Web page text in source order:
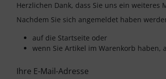
Herzlichen Dank, dass Sie uns ein weiteres
Nachdem Sie sich angemeldet haben
auf die Startseite oder
wenn Sie Artikel im Warenkorb haben,
Ihre E-Mail-Adresse